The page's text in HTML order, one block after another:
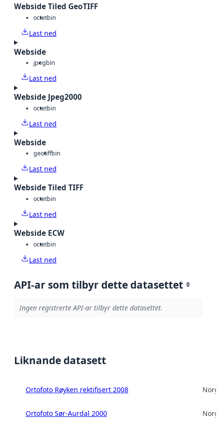
Webside Tiled GeoTIFF
octetbin
Last ned
Webside
jpegbin
Last ned
Webside Jpeg2000
octetbin
Last ned
Webside
geotiffbin
Last ned
Webside Tiled TIFF
octetbin
Last ned
Webside ECW
octetbin
Last ned
API-ar som tilbyr dette datasettet 0
Ingen registrerte API-ar tilbyr dette datasettet.
Liknande datasett
Ortofoto Røyken rektifisert 2008
Ortofoto Sør-Aurdal 2000